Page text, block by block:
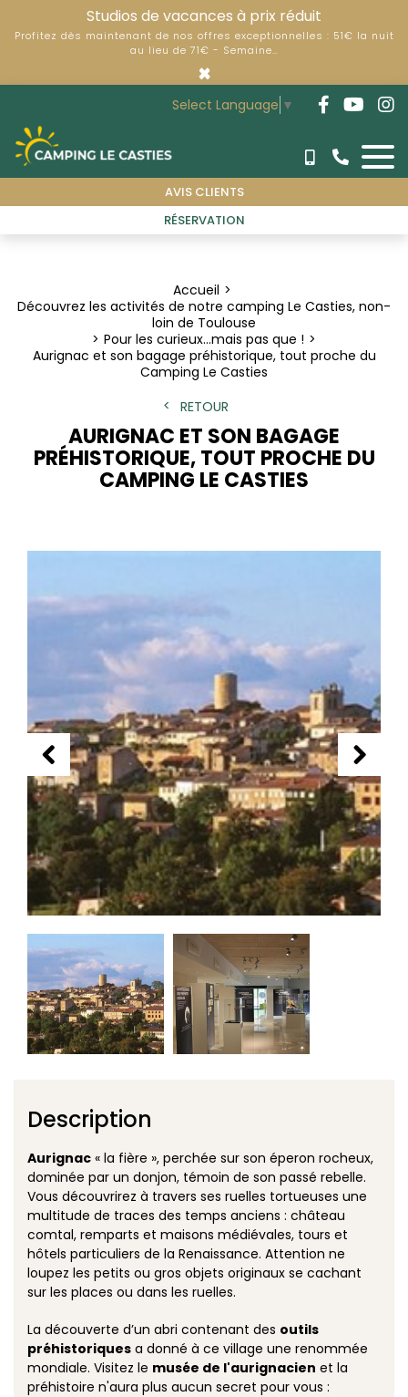
Studios de vacances à prix réduit
Profitez dès maintenant de nos offres exceptionnelles : 51€ la nuit
au lieu de 71€ - Semaine…
×
Select Language ▼
AVIS CLIENTS
RÉSERVATION
Accueil
Découvrez les activités de notre camping Le Casties, non-
loin de Toulouse
Pour les curieux...mais pas que !
Aurignac et son bagage préhistorique, tout proche du
Camping Le Casties
RETOUR
AURIGNAC ET SON BAGAGE
PRÉHISTORIQUE, TOUT PROCHE DU
CAMPING LE CASTIES
Description
Aurignac « la fière », perchée sur son éperon rocheux,
dominée par un donjon, témoin de son passé rebelle.
Vous découvrirez à travers ses ruelles tortueuses une
multitude de traces des temps anciens : château
comtal, remparts et maisons médiévales, tours et
hôtels particuliers de la Renaissance. Attention ne
loupez les petits ou gros objets originaux se cachant
sur les places ou dans les ruelles.
La découverte d’un abri contenant des outils
préhistoriques a donné à ce village une renommée
mondiale. Visitez le musée de l'aurignacien et la
préhistoire n'aura plus aucun secret pour vous :